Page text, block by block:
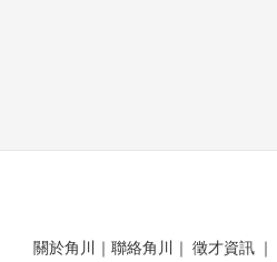
關於角川 ｜ 聯絡角川 ｜ 徵才資訊 ｜